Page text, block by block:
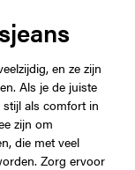
en ze zijn
Als je de juiste
als comfort in
zijn om
die met veel
Zorg ervoor